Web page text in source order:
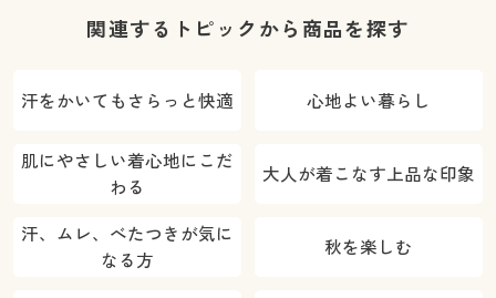
関連するトピックから商品を探す
汗をかいてもさらっと快適 心地よい暮らし
肌にやさしい着心地にこだ
わる
大人が着こなす上品な印象
汗、ムレ、べたつきが気に
なる方
秋を楽しむ